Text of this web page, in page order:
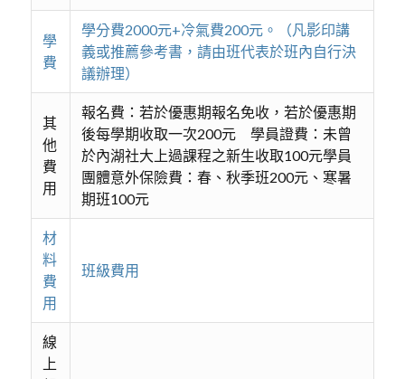
學
費
學分費2000元+冷氣費200元。（凡影印講
義或推薦參考書，請由班代表於班內自行決
議辦理）
其
他
費
用
報名費：若於優惠期報名免收，若於優惠期
後每學期收取一次200元 學員證費：未曾
於內湖社大上過課程之新生收取100元學員
團體意外保險費：春、秋季班200元、寒暑
期班100元
材
料
費
用
班級費用
線
上